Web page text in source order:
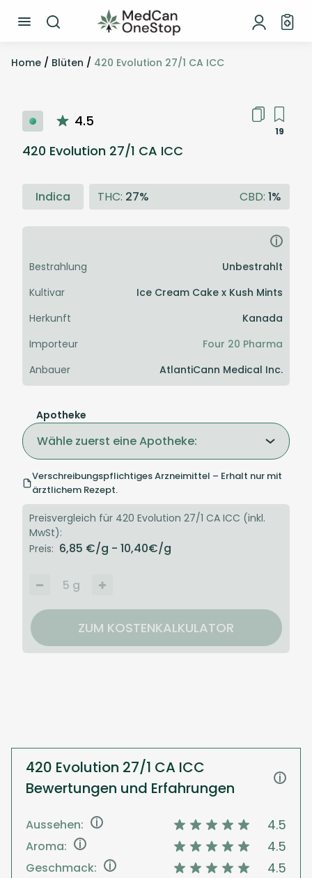
Home / Blüten / 420 Evolution 27/1 CA ICC
4.5
19
420 Evolution 27/1 CA ICC
Indica THC: 27% CBD: 1%
i
Bestrahlung
Unbestrahlt
Kultivar
Ice Cream Cake x Kush Mints
Herkunft
Kanada
Importeur
Four 20 Pharma
Anbauer
AtlantiCann Medical Inc.
Apotheke
Wähle zuerst eine Apotheke:
Verschreibungspflichtiges Arzneimittel – Erhalt nur mit
ärztlichem Rezept.
Preisvergleich für 420 Evolution 27/1 CA ICC (inkl.
MwSt):
Preis: 6,85 €/g - 10,40€/g
5 g
ZUM KOSTENKALKULATOR
420 Evolution 27/1 CA ICC
Bewertungen und Erfahrungen
i
Aussehen: i 4.5
Aroma: i 4.5
Geschmack: i 4.5